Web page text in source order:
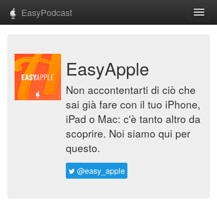
EasyPodcast
EasyApple
Non accontentarti di ciò che
sai già fare con il tuo iPhone,
iPad o Mac: c'è tanto altro da
scoprire. Noi siamo qui per
questo.
@easy_apple